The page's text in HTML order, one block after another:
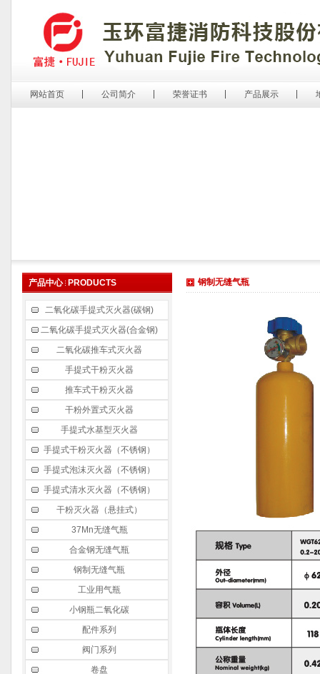
网站首页 公司简介 荣誉证书 产品展示
产品中心 PRODUCTS
二氧化碳手提式灭火器(碳钢)
二氧化碳手提式灭火器(合金钢)
二氧化碳推车式灭火器
手提式干粉灭火器
推车式干粉灭火器
干粉外置式灭火器
手提式水基型灭火器
手提式干粉灭火器（不锈钢）
手提式泡沫灭火器（不锈钢）
手提式清水灭火器（不锈钢）
干粉灭火器（悬挂式）
37Mn无缝气瓶
合金钢无缝气瓶
钢制无缝气瓶
工业用气瓶
小钢瓶二氧化碳
配件系列
阀门系列
卷盘
钢制无缝气瓶